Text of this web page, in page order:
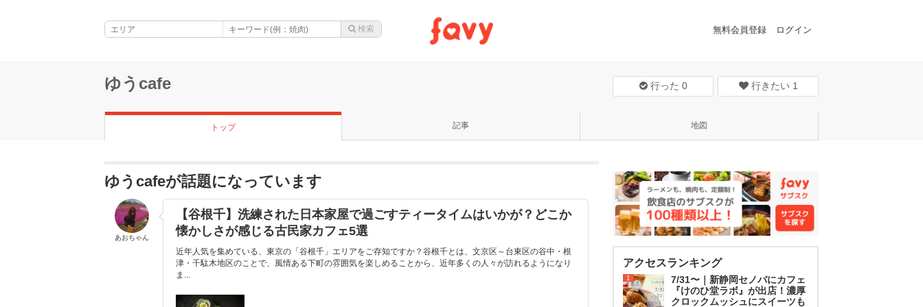
無料会員登録 ログイン
ゆうcafe 行った 0 行きたい 1
トップ 記事 地図
ゆうcafeが話題になっています
あおちゃん
【谷根千】洗練された日本家屋で過ごすティータイムはいかが？どこか
懐かしさが感じる古民家カフェ5選
近年人気を集めている、東京の「谷根千」エリアをご存知ですか？谷根千とは、文京区～台東区の谷中・根
津・千駄木地区のことで、風情ある下町の雰囲気を楽しめることから、近年多くの人々が訪れるようになり
ま...
アクセスランキング
1
7/31〜｜新静岡セノバにカフェ
『けのひ堂ラボ』が出店！濃厚
クロックムッシュにスイーツも